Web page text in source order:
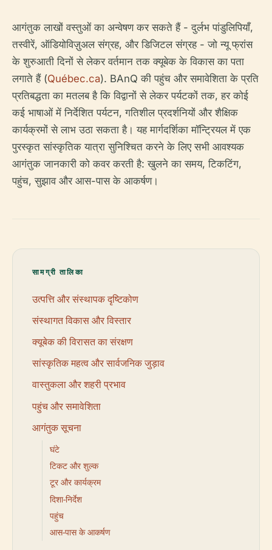
आगंतुक लाखों वस्तुओं का अन्वेषण कर सकते हैं - दुर्लभ पांडुलिपियाँ,
तस्वीरें, ऑडियोविज़ुअल संग्रह, और डिजिटल संग्रह - जो न्यू फ्रांस
के शुरुआती दिनों से लेकर वर्तमान तक क्यूबेक के विकास का पता
लगाते हैं (Québec.ca). BAnQ की पहुंच और समावेशिता के प्रति
प्रतिबद्धता का मतलब है कि विद्वानों से लेकर पर्यटकों तक, हर कोई
कई भाषाओं में निर्देशित पर्यटन, गतिशील प्रदर्शनियों और शैक्षिक
कार्यक्रमों से लाभ उठा सकता है। यह मार्गदर्शिका मॉन्ट्रियल में एक
पुरस्कृत सांस्कृतिक यात्रा सुनिश्चित करने के लिए सभी आवश्यक
आगंतुक जानकारी को कवर करती है: खुलने का समय, टिकटिंग,
पहुंच, सुझाव और आस-पास के आकर्षण।
सामग्री तालिका
उत्पत्ति और संस्थापक दृष्टिकोण
संस्थागत विकास और विस्तार
क्यूबेक की विरासत का संरक्षण
सांस्कृतिक महत्व और सार्वजनिक जुड़ाव
वास्तुकला और शहरी प्रभाव
पहुंच और समावेशिता
आगंतुक सूचना
घंटे
टिकट और शुल्क
टूर और कार्यक्रम
दिशा-निर्देश
पहुंच
आस-पास के आकर्षण